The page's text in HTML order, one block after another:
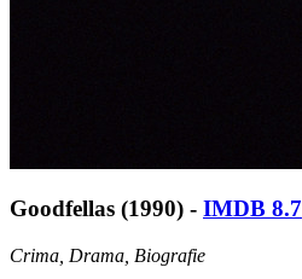
Goodfellas (1990) - IMDB 8.7
Crima, Drama, Biografie